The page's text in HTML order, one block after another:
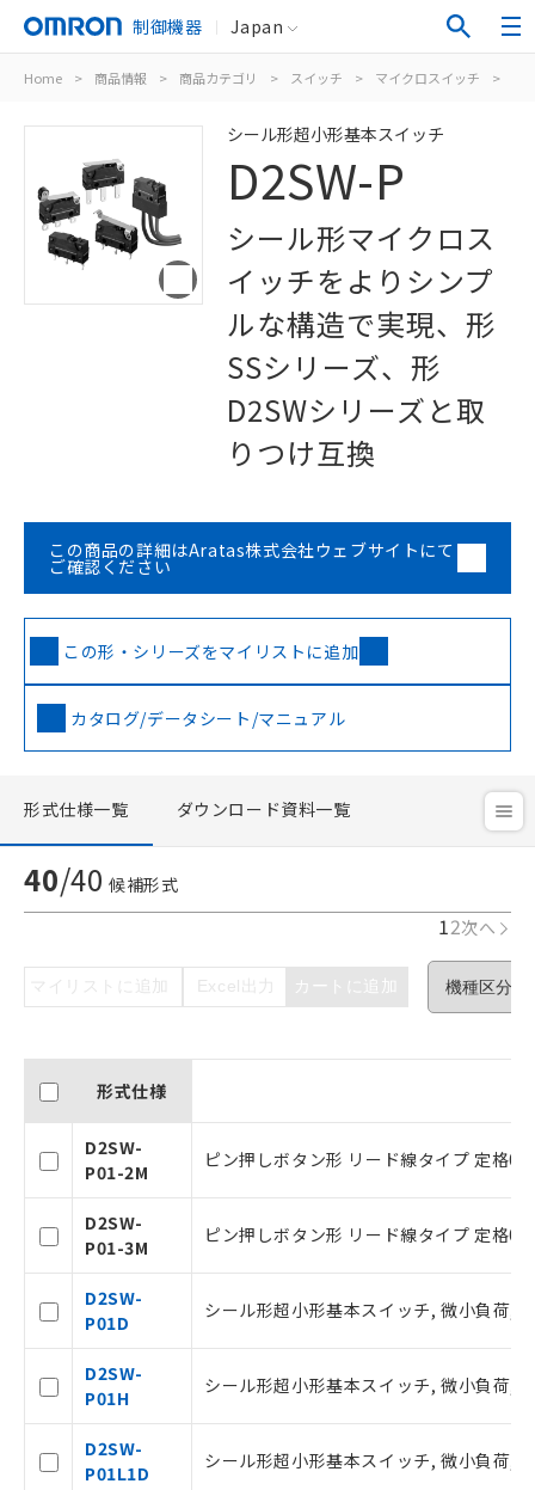
制御機器 Japan
Home > 商品情報 > 商品カテゴリ > スイッチ > マイクロスイッチ >
シール形超小形基本スイッチ
D2SW-P
シール形マイクロス
イッチをよりシンプ
ルな構造で実現、形
SSシリーズ、形
D2SWシリーズと取
りつけ互換
この商品の詳細はAratas株式会社ウェブサイトにて
ご確認ください
この形・シリーズをマイリストに追加
カタログ/データシート/マニュアル
形式仕様一覧 ダウンロード資料一覧
40/40 候補形式
12次へ
マイリストに追加 Excel出力 カートに追加
形式仕様
D2SW-
P01-2M
ピン押しボタン形 リード線タイプ 定格
D2SW-
P01-3M
ピン押しボタン形 リード線タイプ 定格
D2SW-
P01D
シール形超小形基本スイッチ, 微小負荷,
D2SW-
P01H
シール形超小形基本スイッチ, 微小負荷,
D2SW-
P01L1D
シール形超小形基本スイッチ, 微小負荷,
ご利用条件